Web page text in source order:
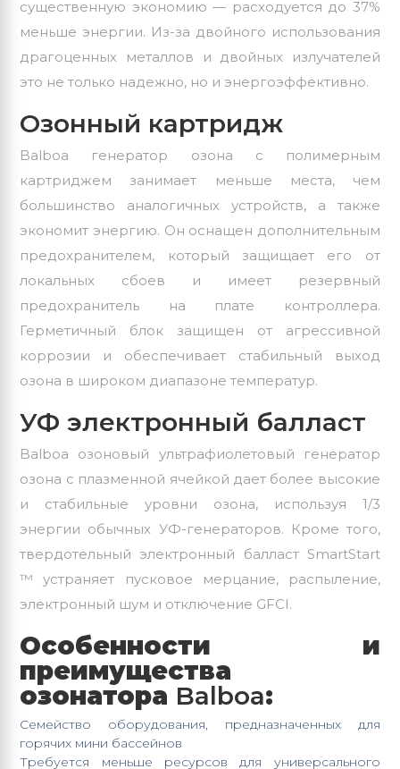
существенную экономию — расходуется до 37%
меньше энергии. Из-за двойного использования
драгоценных металлов и двойных излучателей
это не только надежно, но и энергоэффективно.
Oзонный картридж
Balboa генератор озона с полимерным
картриджем занимает меньше места, чем
большинство аналогичных устройств, а также
экономит энергию. Он оснащен дополнительным
предохранителем, который защищает его от
локальных сбоев и имеет резервный
предохранитель на плате контроллера.
Герметичный блок защищен от агрессивной
коррозии и обеспечивает стабильный выход
озона в широком диапазоне температур.
УФ электронный балласт
Balboa озоновый ультрафиолетовый генератор
озона с плазменной ячейкой дает более высокие
и стабильные уровни озона, используя 1/3
энергии обычных УФ-генераторов. Кроме того,
твердотельный электронный балласт SmartStart
™ устраняет пусковое мерцание, распыление,
электронный шум и отключение GFCI.
Особенности и
преимущества
озонатора Balboa:
Семейство оборудования, предназначенных для
горячих мини бассейнов
Требуется меньше ресурсов для универсального